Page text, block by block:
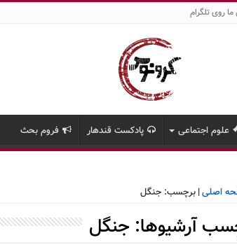
ما روی تلگرام
علوم اجتماعی پادکست قندهار فروم بحث
اصلی| برچسب: جنگل
آرشیوها: جنگل